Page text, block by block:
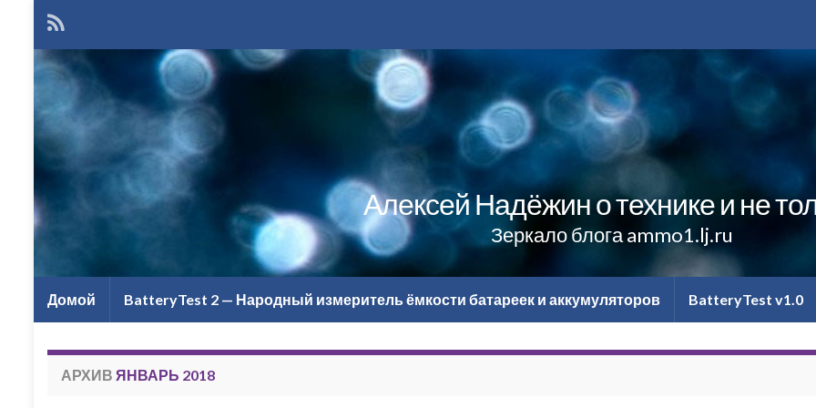
Алексей Надёжин о технике и не
Зеркало блога ammo1.lj.ru
Домой BatteryTest 2 — Народный измеритель ёмкости батареек и аккумуляторов BatteryTest v1.0
АРХИВ ЯНВАРЬ 2018